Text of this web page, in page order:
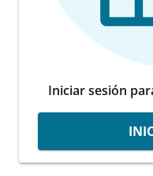
Iniciar sesión